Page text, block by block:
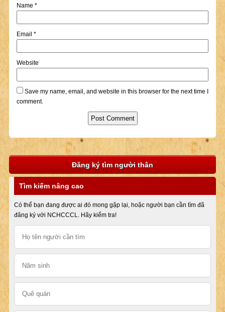
Name *
Email *
Website
Save my name, email, and website in this browser for the next time I
comment.
Đăng ký tìm người thân
Tìm kiếm nâng cao
Có thể bạn đang được ai đó mong gặp lại, hoặc người bạn cần tìm đã
đăng ký với NCHCCCL. Hãy kiểm tra!